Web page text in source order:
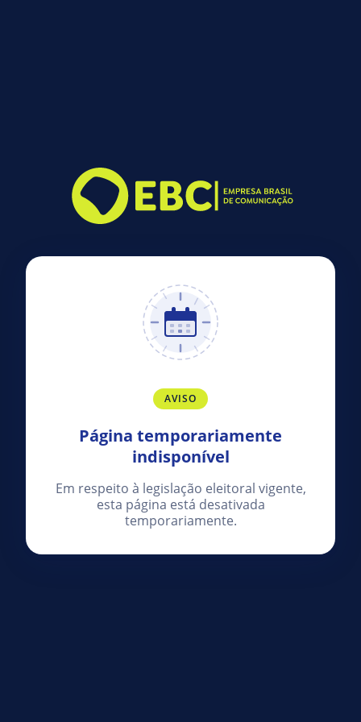
AVISO
Página temporariamente
indisponível
Em respeito à legislação eleitoral vigente,
esta página está desativada
temporariamente.